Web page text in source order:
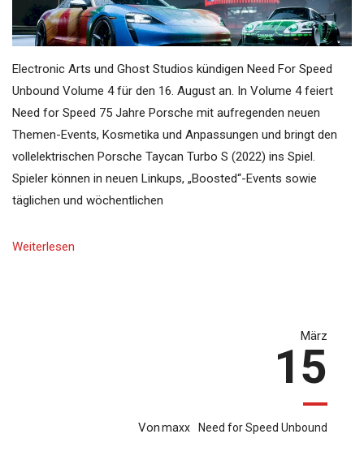
Electronic Arts und Ghost Studios kündigen Need For Speed
Unbound Volume 4 für den 16. August an. In Volume 4 feiert
Need for Speed 75 Jahre Porsche mit aufregenden neuen
Themen-Events, Kosmetika und Anpassungen und bringt den
vollelektrischen Porsche Taycan Turbo S (2022) ins Spiel.
Spieler können in neuen Linkups, „Boosted“-Events sowie
täglichen und wöchentlichen
Weiterlesen
März
15
Vonmaxx Need for Speed Unbound